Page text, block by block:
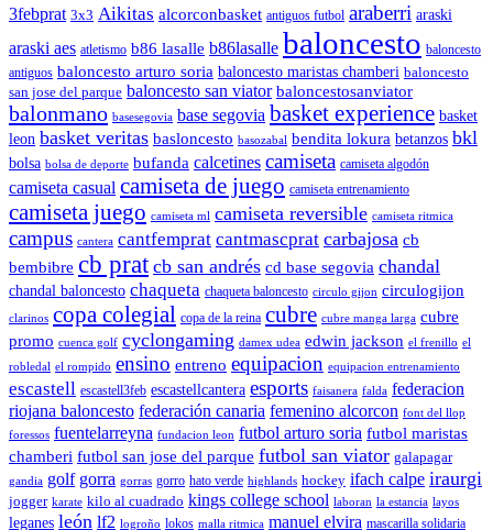
3febprat 3x3 Aikitas alcorconbasket antiguos futbol araberri araski
araski aes atletismo b86 lasalle b86lasalle baloncesto baloncesto
antiguos baloncesto arturo soria baloncesto maristas chamberi baloncesto
san jose del parque baloncesto san viator baloncestosanviator
balonmano basesegovia base segovia basket experience basket
leon basket veritas basloncesto basozabal bendita lokura betanzos bkl
bolsa bolsa de deporte bufanda calcetines camiseta camiseta algodón
camiseta casual camiseta de juego camiseta entrenamiento
camiseta juego camiseta ml camiseta reversible camiseta ritmica
campus cantera cantfemprat cantmascprat carbajosa cb
bembibre cb prat cb san andrés cd base segovia chandal
chandal baloncesto chaqueta chaqueta baloncesto circulo gijon circulogijon
clarinos copa colegial copa de la reina cubre cubre manga larga cubre
promo cuenca golf cyclongaming damex udea edwin jackson el frenillo el
robledal el rompido ensino entreno equipacion equipacion entrenamiento
escastell escastell3feb escastellcantera esports faisanera falda federacion
riojana baloncesto federación canaria femenino alcorcon font del llop
foressos fuentelarreyna fundacion leon futbol arturo soria futbol maristas
chamberi futbol san jose del parque futbol san viator galapagar
gandia golf gorra gorras gorro hato verde highlands hockey ifach calpe iraurgi
jogger karate kilo al cuadrado kings college school laboran la estancia layos
leganes león lf2 logroño lokos malla ritmica manuel elvira mascarilla solidaria